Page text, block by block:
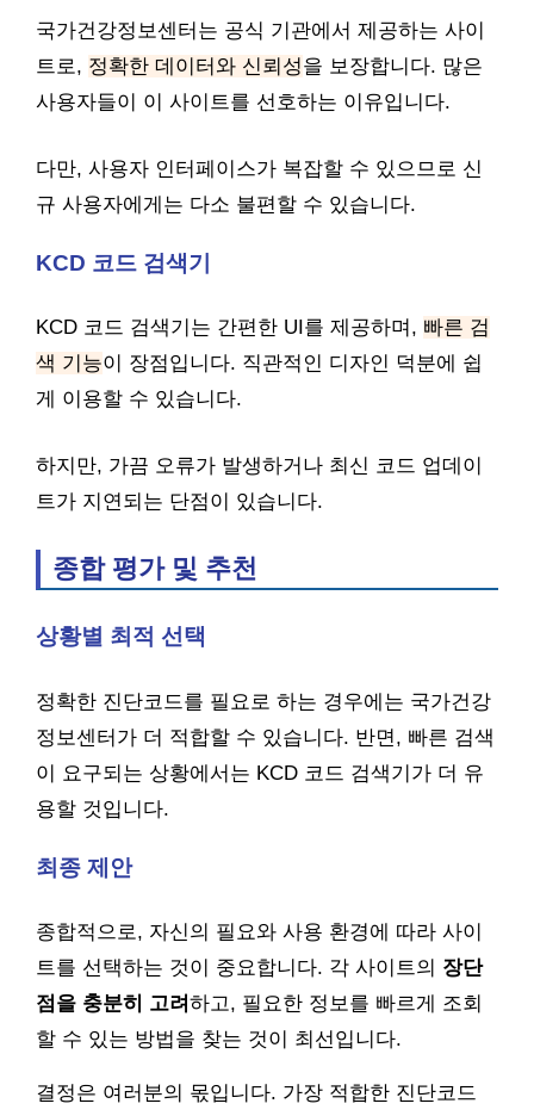
국가건강정보센터는 공식 기관에서 제공하는 사이
트로, 정확한 데이터와 신뢰성을 보장합니다. 많은
사용자들이 이 사이트를 선호하는 이유입니다.
다만, 사용자 인터페이스가 복잡할 수 있으므로 신
규 사용자에게는 다소 불편할 수 있습니다.
KCD 코드 검색기
KCD 코드 검색기는 간편한 UI를 제공하며, 빠른 검
색 기능이 장점입니다. 직관적인 디자인 덕분에 쉽
게 이용할 수 있습니다.
하지만, 가끔 오류가 발생하거나 최신 코드 업데이
트가 지연되는 단점이 있습니다.
종합 평가 및 추천
상황별 최적 선택
정확한 진단코드를 필요로 하는 경우에는 국가건강
정보센터가 더 적합할 수 있습니다. 반면, 빠른 검색
이 요구되는 상황에서는 KCD 코드 검색기가 더 유
용할 것입니다.
최종 제안
종합적으로, 자신의 필요와 사용 환경에 따라 사이
트를 선택하는 것이 중요합니다. 각 사이트의 장단
점을 충분히 고려하고, 필요한 정보를 빠르게 조회
할 수 있는 방법을 찾는 것이 최선입니다.
결정은 여러분의 몫입니다. 가장 적합한 진단코드